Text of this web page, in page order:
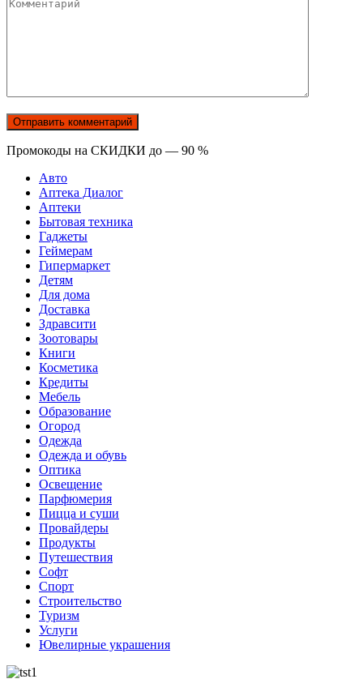
Промокоды на СКИДКИ до — 90 %
Авто
Аптека Диалог
Аптеки
Бытовая техника
Гаджеты
Геймерам
Гипермаркет
Детям
Для дома
Доставка
Здравсити
Зоотовары
Книги
Косметика
Кредиты
Мебель
Образование
Огород
Одежда
Одежда и обувь
Оптика
Освещение
Парфюмерия
Пицца и суши
Провайдеры
Продукты
Путешествия
Софт
Спорт
Строительство
Туризм
Услуги
Ювелирные украшения